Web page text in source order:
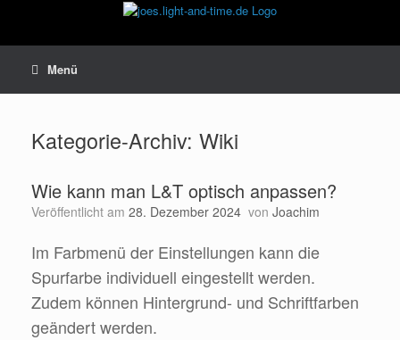
springen
Menü
Kategorie-Archiv: Wiki
Wie kann man L&T optisch anpassen?
Veröffentlicht am 28. Dezember 2024 von Joachim
Im Farbmenü der Einstellungen kann die
Spurfarbe individuell eingestellt werden.
Zudem können Hintergrund- und Schriftfarben
geändert werden.